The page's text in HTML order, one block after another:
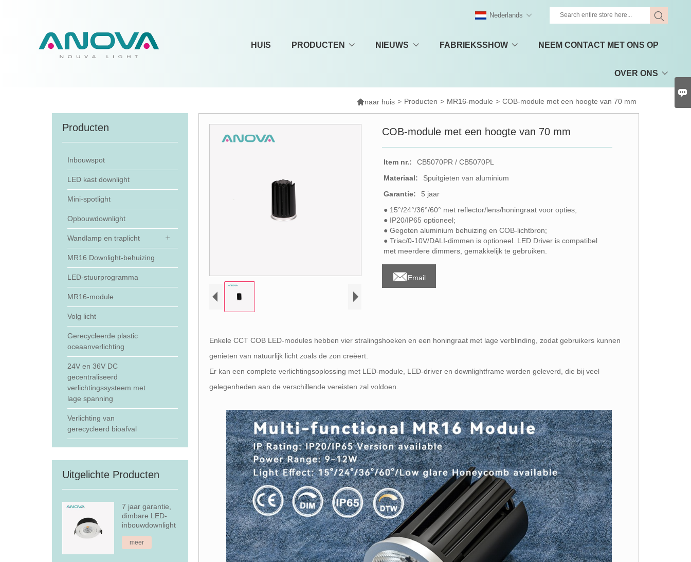
HUIS PRODUCTEN NIEUWS FABRIEKSSHOW NEEM CONTACT MET ONS OP
OVER ONS
Nederlands
naar huis > Producten > MR16-module > COB-module met een hoogte van 70 mm
Producten
Inbouwspot
LED kast downlight
Mini-spotlight
Opbouwdownlight
Wandlamp en traplicht
MR16 Downlight-behuizing
LED-stuurprogramma
MR16-module
Volg licht
Gerecycleerde plastic
oceaanverlichting
24V en 36V DC
gecentraliseerd
verlichtingssysteem met
lage spanning
Verlichting van
gerecycleerd bioafval
Uitgelichte Producten
7 jaar garantie,
dimbare LED-
inbouwdownlight
meer
COB-module met een hoogte van 70 mm
Item nr.:
CB5070PR / CB5070PL
Materiaal:
Spuitgieten van aluminium
Garantie:
5 jaar
● 15°/24°/36°/60° met reflector/lens/honingraat voor opties;
● IP20/IP65 optioneel;
● Gegoten aluminium behuizing en COB-lichtbron;
● Triac/0-10V/DALI-dimmen is optioneel. LED Driver is compatibel
met meerdere dimmers, gemakkelijk te gebruiken.
Email
Enkele CCT COB LED-modules hebben vier stralingshoeken en een honingraat met lage verblinding, zodat gebruikers kunnen
genieten van natuurlijk licht zoals de zon creëert.
Er kan een complete verlichtingsoplossing met LED-module, LED-driver en downlightframe worden geleverd, die bij veel
gelegenheden aan de verschillende vereisten zal voldoen.
